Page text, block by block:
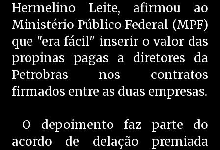
Hermelino Leite, afirmou ao
Ministério Público Federal (MPF)
que "era fácil" inserir o valor das
propinas pagas a diretores da
Petrobras nos contratos
firmados entre as duas empresas.
O depoimento faz parte do
acordo de delação premiada